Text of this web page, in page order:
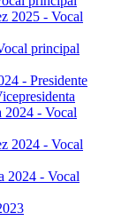
2025 - Vocal
principal
- Presidente
2024 - Vocal
2024 - Vocal
2024 - Vocal